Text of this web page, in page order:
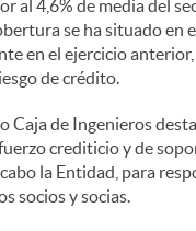
al 4,6% de media del
se ha situado en
en el ejercicio
de crédito.
Caja de Ingenieros
crediticio y de
la Entidad, para
socios y socias.